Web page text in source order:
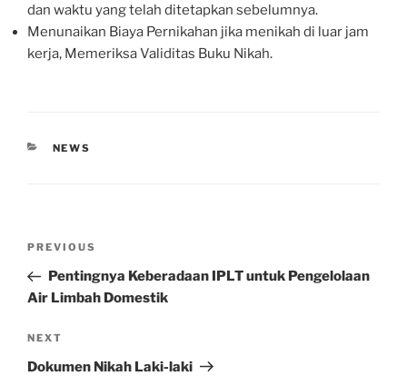
dan waktu yang telah ditetapkan sebelumnya.
Menunaikan Biaya Pernikahan jika menikah di luar jam
kerja, Memeriksa Validitas Buku Nikah.
CATEGORIES
NEWS
Previous
Post
PREVIOUS
Pentingnya Keberadaan IPLT untuk Pengelolaan
Air Limbah Domestik
Next
Post
NEXT
Dokumen Nikah Laki-laki